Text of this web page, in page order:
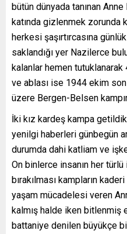
bütün dünyada tanınan Anne
katında gizlenmek zorunda
herkesi şaşırtırcasına
saklandığı yer Nazilerce
kalanlar hemen
ve ablası ise 1944 ekim
üzere Bergen-Belsen
İki kız kardeş kampa
yenilgi haberleri günbegün
durumda dahi katliam ve
On binlerce insanın her
bırakılması kampların
yaşam mücadelesi veren
kalmış halde iken bitlenmiş
battaniye denilen büyükçe